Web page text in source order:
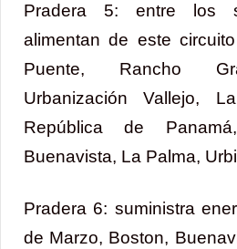
Pradera 5: entre los
alimentan de este
Puente, Rancho
Urbanización Vallejo,
República de
Buenavista, La Palma,
Pradera 6: suministra
de Marzo, Boston,